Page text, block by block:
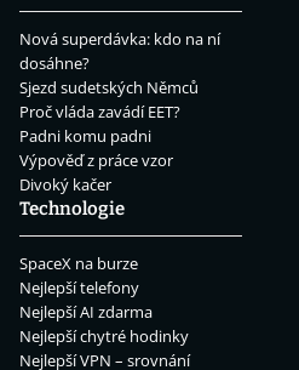
Nová superdávka: kdo na ní
dosáhne?
Sjezd sudetských Němců
Proč vláda zavádí EET?
Padni komu padni
Výpověď z práce vzor
Divoký kačer
Technologie
SpaceX na burze
Nejlepší telefony
Nejlepší AI zdarma
Nejlepší chytré hodinky
Nejlepší VPN – srovnání